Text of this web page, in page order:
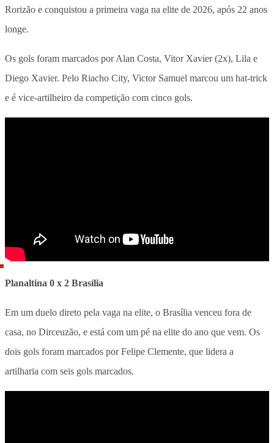
Rorizão e conquistou a primeira vaga na elite de 2026, após 22 anos
longe.
Os gols foram marcados por Alan Costa, Vitor Xavier (2x), Lila e
Diego Xavier. Pelo Riacho City, Victor Samuel marcou um hat-trick
e é vice-artilheiro da competição com cinco gols.
Planaltina 0 x 2 Brasília
Em um duelo direto pela vaga na elite, o Brasília venceu fora de
casa, no Dirceuzão, e está com um pé na elite do ano que vem. Os
dois gols foram marcados por Felipe Clemente, que lidera a
artilharia com seis gols marcados.